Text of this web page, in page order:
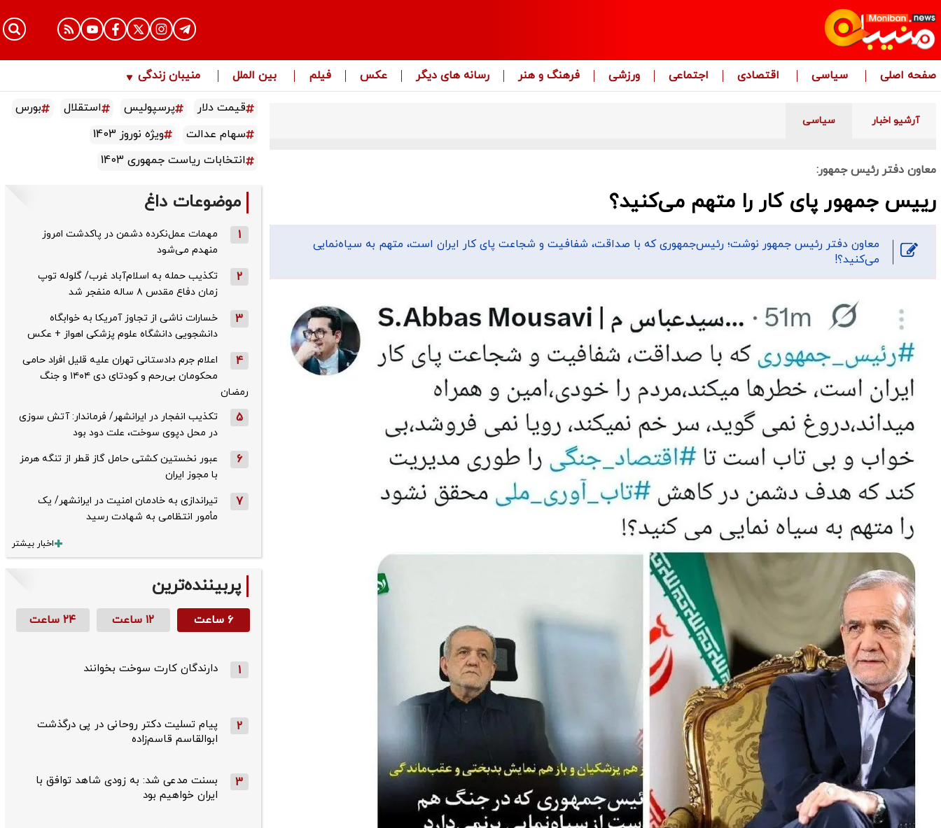
صفحه اصلی سیاسی اقتصادی اجتماعی ورزشی فرهنگ و هنر رسانه های دیگر عکس فیلم بین الملل منیبان زندگی
آرشیو اخبار سیاسی
معاون دفتر رئیس جمهور:
رییس جمهور پای کار را متهم می‌کنید؟
معاون دفتر رئیس جمهور نوشت؛ رئیس‌جمهوری که با صداقت، شفافیت و شجاعت پای کار ایران است، متهم به سیاه‌نمایی
می‌کنید؟!
قیمت دلار پرسپولیس استقلال
بورس
سهام عدالت
ویژه نوروز 1403
انتخابات ریاست جمهوری 1403
موضوعات داغ
1
مهمات عمل‌نکرده دشمن در پاکدشت امروز
منهدم می‌شود
2
تکذیب حمله به اسلام‌آباد غرب/ گلوله توپ
زمان دفاع مقدس ۸ ساله منفجر شد
3
خسارات ناشی از تجاوز آمریکا به خوابگاه
دانشجویی دانشگاه علوم پزشکی اهواز + عکس
4
اعلام جرم دادستانی تهران علیه قلیل افراد حامی
محکومان بی‌رحم و کودتای دی‌ ۱۴۰۴ و جنگ
رمضان
5
تکذیب ‌انفجار در ایرانشهر/ فرماندار: آتش سوزی
در محل دپوی سوخت، علت دود بود
6
عبور نخستین کشتی حامل گاز قطر از تنگه هرمز
با مجوز ایران
7
تیراندازی به خادمان امنیت در ایرانشهر/ یک
مأمور انتظامی به شهادت رسید
اخبار بیشتر
پربیننده‌ترین
۶ ساعت ۱۲ ساعت ۲۴ ساعت
1 دارندگان کارت سوخت بخوانند
2
پیام تسلیت دکتر روحانی در پی درگذشت
ابوالقاسم قاسم‌زاده
3
بسنت مدعی شد: به زودی شاهد توافق با
ایران خواهیم بود